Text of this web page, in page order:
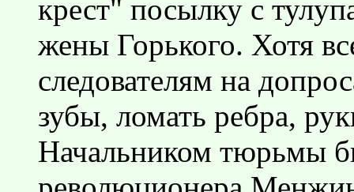
крест" посылку с
жены Горького. Хотя
следователям на
зубы, ломать ребра,
Начальником тюрьмы